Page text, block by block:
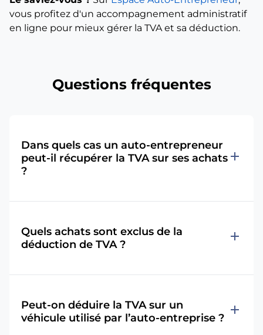
vous profitez d'un accompagnement administratif
en ligne pour mieux gérer la TVA et sa déduction.
Questions fréquentes
Dans quels cas un auto-entrepreneur
peut-il récupérer la TVA sur ses achats
?
add
Quels achats sont exclus de la
déduction de TVA ?
add
Peut-on déduire la TVA sur un
véhicule utilisé par l’auto-entreprise ?
add